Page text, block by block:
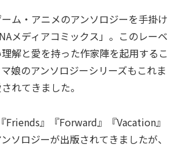
ム・アニメのアンソロジーを手掛け
メディアコミックス」。このレーベ
解と愛を持った作家陣を起用するこ
娘のアンソロジーシリーズもこれま
れてきました。
Friends』『Forward』『Vacation』
ソロジーが出版されてきましたが、